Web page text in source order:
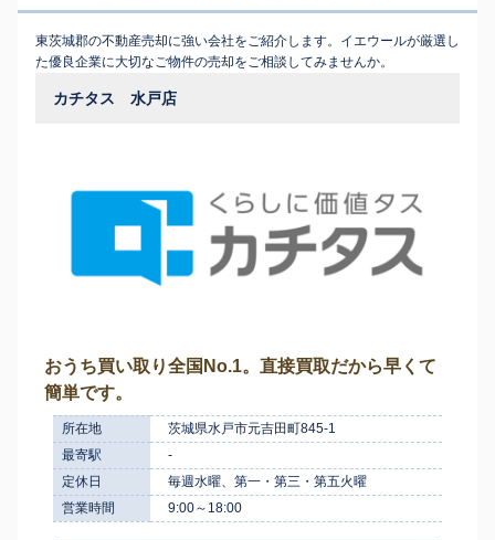
東茨城郡の不動産売却に強い会社をご紹介します。イエウールが厳選し
た優良企業に大切なご物件の売却をご相談してみませんか。
カチタス 水戸店
おうち買い取り全国No.1。直接買取だから早くて
簡単です。
所在地
茨城県水戸市元吉田町845-1
最寄駅
-
定休日
毎週水曜、第一・第三・第五火曜
営業時間
9:00～18:00